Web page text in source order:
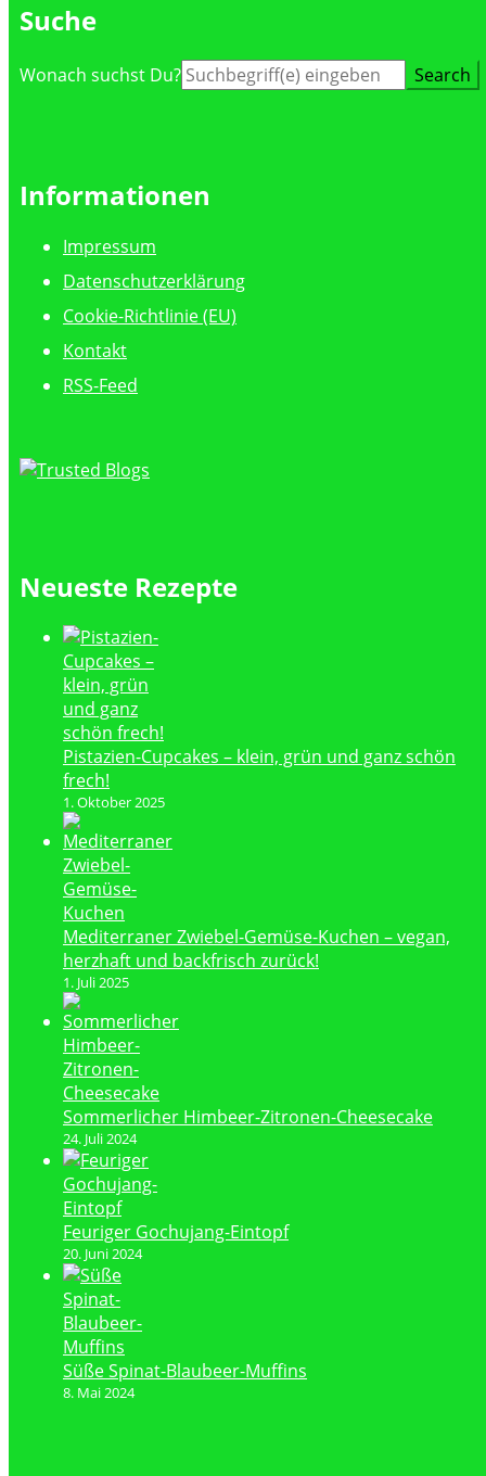
Suche
Suche
Wonach suchst Du?
Informationen
Impressum
Datenschutzerklärung
Cookie-Richtlinie (EU)
Kontakt
RSS-Feed
Neueste Rezepte
Pistazien-Cupcakes – klein, grün und ganz schön
frech!
1. Oktober 2025
Mediterraner Zwiebel-Gemüse-Kuchen – vegan,
herzhaft und backfrisch zurück!
1. Juli 2025
Sommerlicher Himbeer-Zitronen-Cheesecake
24. Juli 2024
Feuriger Gochujang-Eintopf
20. Juni 2024
Süße Spinat-Blaubeer-Muffins
8. Mai 2024